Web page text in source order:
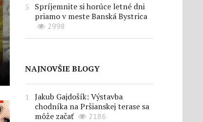
Spríjemnite si horúce letné dni
priamo v meste Banská Bystrica
2998
NAJNOVŠIE BLOGY
Jakub Gajdošík: Výstavba
chodníka na Pršianskej terase sa
môže začať
2186